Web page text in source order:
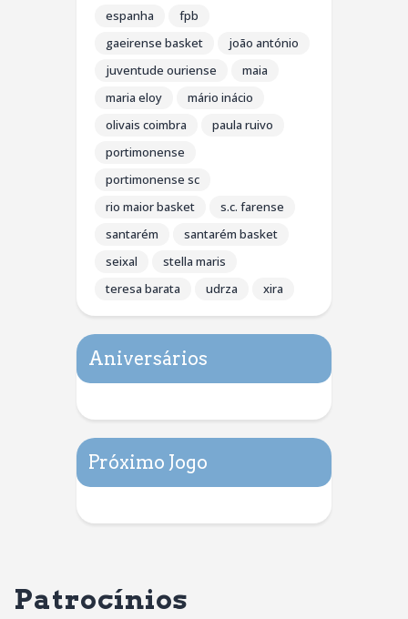
espanha
fpb
gaeirense basket
joão antónio
juventude ouriense
maia
maria eloy
mário inácio
olivais coimbra
paula ruivo
portimonense
portimonense sc
rio maior basket
s.c. farense
santarém
santarém basket
seixal
stella maris
teresa barata
udrza xira
Aniversários
Próximo Jogo
Patrocínios